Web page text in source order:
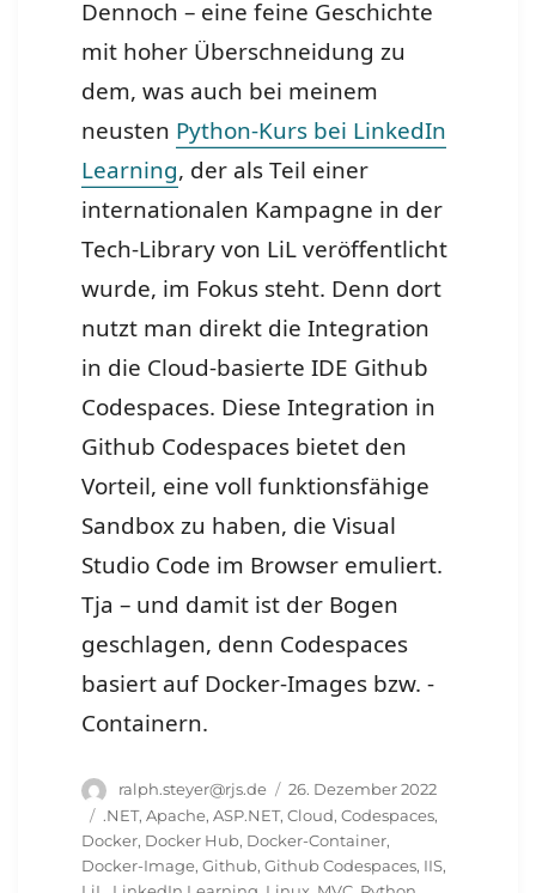
Dennoch – eine feine Geschichte
mit hoher Überschneidung zu
dem, was auch bei meinem
neusten Python-Kurs bei LinkedIn
Learning, der als Teil einer
internationalen Kampagne in der
Tech-Library von LiL veröffentlicht
wurde, im Fokus steht. Denn dort
nutzt man direkt die Integration
in die Cloud-basierte IDE Github
Codespaces. Diese Integration in
Github Codespaces bietet den
Vorteil, eine voll funktionsfähige
Sandbox zu haben, die Visual
Studio Code im Browser emuliert.
Tja – und damit ist der Bogen
geschlagen, denn Codespaces
basiert auf Docker-Images bzw. -
Containern.
Autor
ralph.steyer@rjs.de
Veröffentlicht
am
26. Dezember 2022
Schlagwörter
.NET,Apache,ASP.NET,Cloud,Codespaces,
Docker, Docker Hub, Docker-Container,
Docker-Image,Github,Github Codespaces, IIS,